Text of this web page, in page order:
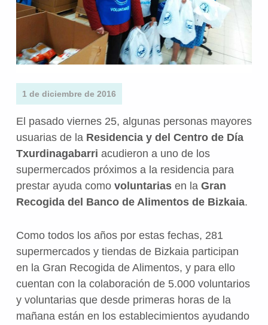
1 de diciembre de 2016
El pasado viernes 25, algunas personas mayores
usuarias de la Residencia y del Centro de Día
Txurdinagabarri acudieron a uno de los
supermercados próximos a la residencia para
prestar ayuda como voluntariasen la Gran
Recogida del Banco de Alimentos de Bizkaia.
Como todos los años por estas fechas, 281
supermercados y tiendas de Bizkaia participan
en la Gran Recogida de Alimentos, y para ello
cuentan con la colaboración de 5.000 voluntarios
y voluntarias que desde primeras horas de la
mañana están en los establecimientos ayudando